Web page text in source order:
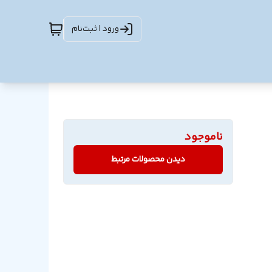
ورود | ثبت‌نام
ناموجود
دیدن محصولات مرتبط